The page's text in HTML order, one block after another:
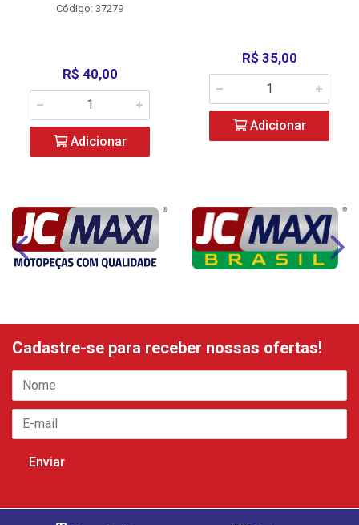
Código: 37279
R$ 40,00
Adicionar
R$ 35,00
Adicionar
Cadastre-se para receber nossas ofertas!